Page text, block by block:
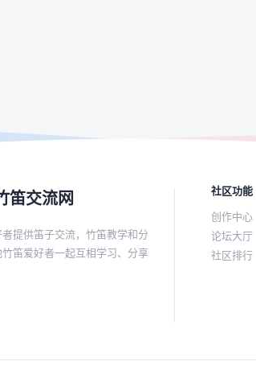
笛交流网
提供笛子交流，竹笛教学和分
笛爱好者一起互相学习、分享
社区功能
创作中心
论坛大厅
社区排行